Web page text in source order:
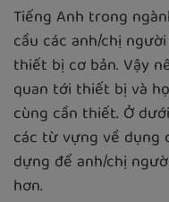
Tiếng Anh trong
cầu các anh/chị
thiết bị cơ bản. Vậy
quan tới thiết bị và
cùng cần thiết. Ở
các từ vựng về dụng
dựng để anh/chị
hơn.